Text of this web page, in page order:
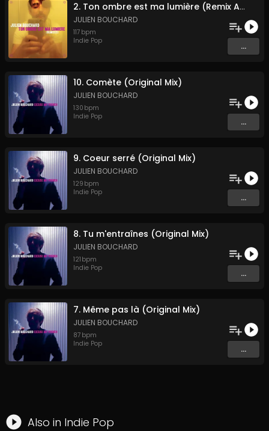
2. Ton ombre est ma lumière (Remix Adriatico)
JULIEN BOUCHARD
117 bpm
Indie Pop
...
10. Comète (Original Mix)
JULIEN BOUCHARD
130 bpm
Indie Pop
...
9. Coeur serré (Original Mix)
JULIEN BOUCHARD
129 bpm
Indie Pop
...
8. Tu m'entraînes (Original Mix)
JULIEN BOUCHARD
121 bpm
Indie Pop
...
7. Même pas là (Original Mix)
JULIEN BOUCHARD
87 bpm
Indie Pop
...
Also in Indie Pop